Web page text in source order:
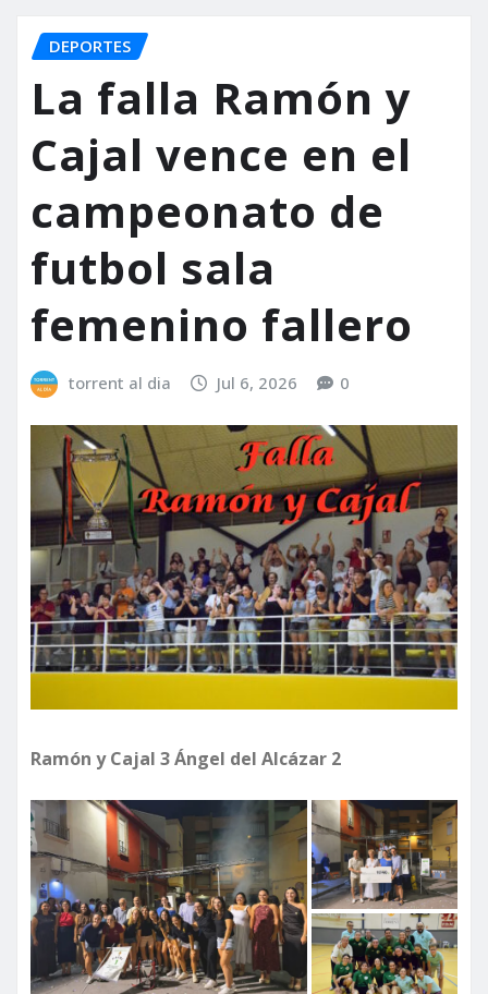
DEPORTES
La falla Ramón y
Cajal vence en el
campeonato de
futbol sala
femenino fallero
torrent al dia Jul 6, 2026 0
Ramón y Cajal 3 Ángel del Alcázar 2